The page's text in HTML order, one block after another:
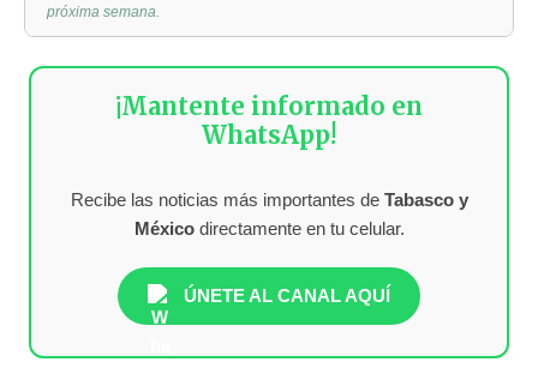
próxima semana.
¡Mantente informado en
WhatsApp!
Recibe las noticias más importantes de Tabasco y
Méxicodirectamente en tu celular.
ÚNETE AL CANAL AQUÍ